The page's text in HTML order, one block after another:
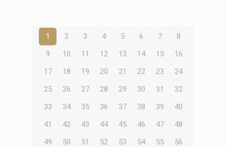
1 2 3 4 5 6 7
8
9
10 11 12 13 14 15
16
17
18 19 20 21 22 23
24
25
26 27 28 29 30 31
32
33
34 35 36 37 38 39
40
41
42 43 44 45 46 47
48
49
50 51 52 53 54 55 56